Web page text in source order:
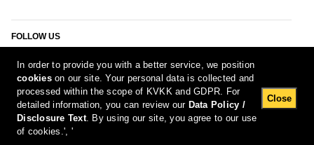
FOLLOW US
[Report Bug]7.08.2026 11:22:47 #1.11#
In order to provide you with a better service, we position
cookieson our site. Your personal data is collected and
processed within the scope of KVKK and GDPR. For
detailed information, you can review our Data Policy /
Disclosure Text. By using our site, you agree to our use
of cookies.', '
Close